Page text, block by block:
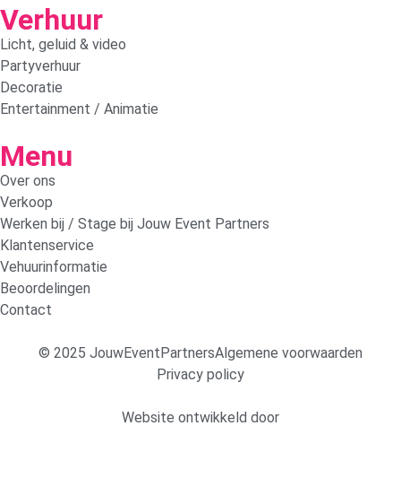
Verhuur
Licht, geluid & video
Partyverhuur
Decoratie
Entertainment / Animatie
Menu
Over ons
Verkoop
Werken bij / Stage bij Jouw Event Partners
Klantenservice
Vehuurinformatie
Beoordelingen
Contact
© 2025 JouwEventPartnersAlgemene voorwaarden
Privacy policy
Website ontwikkeld door